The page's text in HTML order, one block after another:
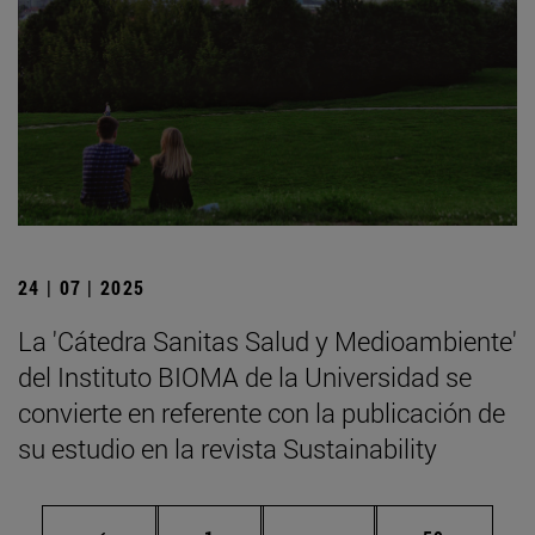
24 | 07 | 2025
La 'Cátedra Sanitas Salud y Medioambiente'
del Instituto BIOMA de la Universidad se
convierte en referente con la publicación de
su estudio en la revista Sustainability